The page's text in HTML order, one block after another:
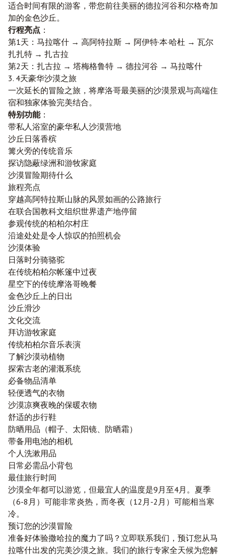
适合时间有限的游客，带您前往美丽的德拉河谷和尔格奇加
加的金色沙丘。
行程亮点 ：
第1天：马拉喀什 → 高阿特拉斯 → 阿伊特·本·哈杜 → 瓦尔
扎扎特 → 扎古拉
第2天：扎古拉 → 塔梅格鲁特 → 德拉河谷 → 马拉喀什
3. 4天豪华沙漠之旅
一次延长的冒险之旅，将摩洛哥最美丽的沙漠景观与高端住
宿和独家体验完美结合。
特别功能：
带私人浴室的豪华私人沙漠营地
沙丘日落香槟
篝火旁的传统音乐
探访隐蔽绿洲和游牧家庭
沙漠冒险期待什么
旅程亮点
穿越高阿特拉斯山脉的风景如画的公路旅行
在联合国教科文组织世界遗产地停留
参观传统的柏柏尔村庄
沿途处处是令人惊叹的拍照机会
沙漠体验
日落时分骑骆驼
在传统柏柏尔帐篷中过夜
星空下的传统摩洛哥晚餐
金色沙丘上的日出
沙丘滑沙
文化交流
拜访游牧家庭
传统柏柏尔音乐表演
了解沙漠动植物
探索古老的灌溉系统
必备物品清单
轻便透气的衣物
沙漠凉爽夜晚的保暖衣物
舒适的步行鞋
防晒用品（帽子、太阳镜、防晒霜）
带备用电池的相机
个人洗漱用品
日常必需品小背包
最佳旅行时间
沙漠全年都可以游览，但最宜人的温度是9月至4月。夏季
（6-8月）可能非常炎热，而冬夜（12月-2月）可能相当寒
冷。
预订您的沙漠冒险
准备好体验撒哈拉的魔力了吗？立即联系我们，预订您从马
拉喀什出发的完美沙漠之旅。我们的旅行专家全天候为您解